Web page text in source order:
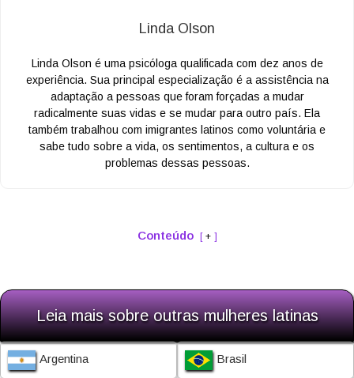
Linda Olson
Linda Olson é uma psicóloga qualificada com dez anos de
experiência. Sua principal especialização é a assistência na
adaptação a pessoas que foram forçadas a mudar
radicalmente suas vidas e se mudar para outro país. Ela
também trabalhou com imigrantes latinos como voluntária e
sabe tudo sobre a vida, os sentimentos, a cultura e os
problemas dessas pessoas.
Conteúdo +
Leia mais sobre outras mulheres latinas
Argentina Brasil